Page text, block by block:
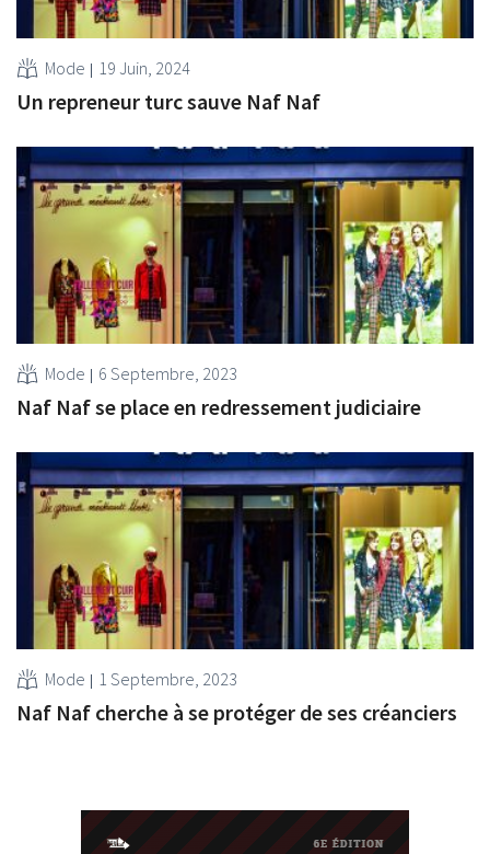
Mode 19 Juin, 2024
Un repreneur turc sauve Naf Naf
Mode 6 Septembre, 2023
Naf Naf se place en redressement judiciaire
Mode 1 Septembre, 2023
Naf Naf cherche à se protéger de ses créanciers